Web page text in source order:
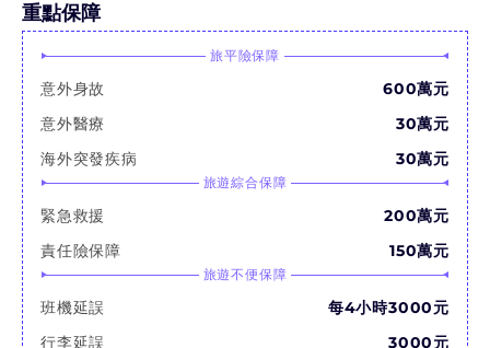
重點保障
旅平險保障
意外身故
600萬元
意外醫療
30萬元
海外突發疾病
30萬元
旅遊綜合保障
緊急救援
200萬元
責任險保障
150萬元
旅遊不便保障
班機延誤
每4小時3000元
行李延誤
3000元